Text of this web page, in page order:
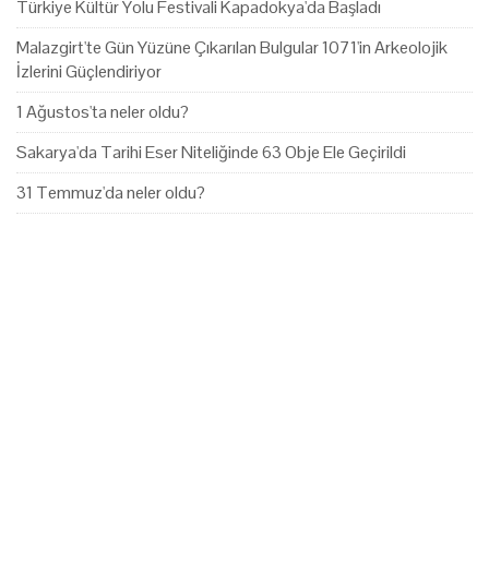
Türkiye Kültür Yolu Festivali Kapadokya'da Başladı
Malazgirt'te Gün Yüzüne Çıkarılan Bulgular 1071'in Arkeolojik
İzlerini Güçlendiriyor
1 Ağustos'ta neler oldu?
Sakarya'da Tarihi Eser Niteliğinde 63 Obje Ele Geçirildi
31 Temmuz'da neler oldu?